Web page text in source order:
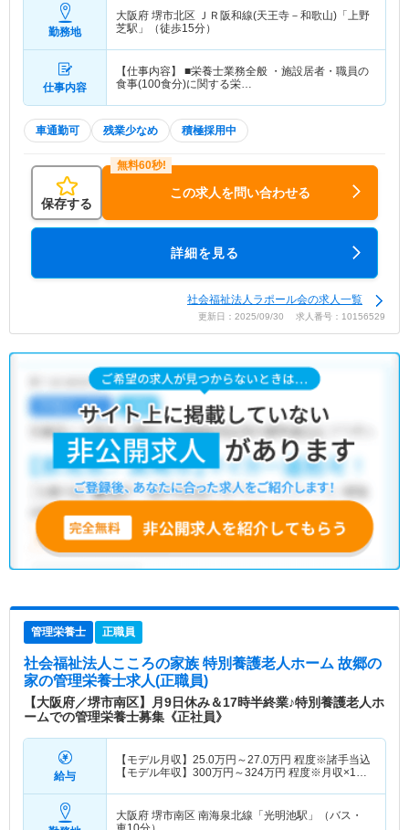
勤務地
大阪府 堺市北区 ＪＲ阪和線(天王寺－和歌山)「上野
芝駅」（徒歩15分）
仕事内容
【仕事内容】 ■栄養士業務全般 ・施設居者・職員の
食事(100食分)に関する栄…
車通勤可 残業少なめ 積極採用中
保存する
この求人を問い合わせる
詳細を見る
社会福祉法人ラポール会の求人一覧
更新日：2025/09/30 求人番号：10156529
管理栄養士 正職員
社会福祉法人こころの家族 特別養護老人ホーム 故郷の
家の管理栄養士求人(正職員)
【大阪府／堺市南区】月9日休み＆17時半終業♪特別養護老人ホ
ームでの管理栄養士募集《正社員》
給与
【モデル月収】 25.0万円～27.0万円 程度※諸手当込
【モデル年収】 300万円～324万円 程度※月収×12
大阪府 堺市南区 南海泉北線「光明池駅」（バス・